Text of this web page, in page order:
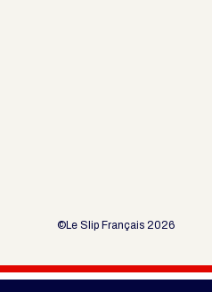
©Le Slip Français 2026